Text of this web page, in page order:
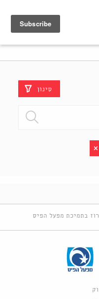
סינון
בתמיכת מפעל הפיס